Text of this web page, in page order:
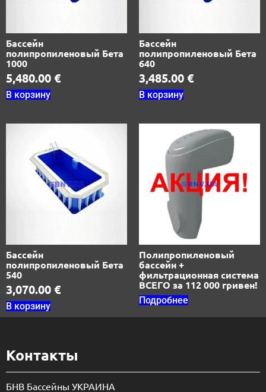
Бассейн
полипропиленовый Бета
1000
5,480.00 €
В корзину
Бассейн
полипропиленовый Бета
640
3,485.00 €
В корзину
Бассейн
полипропиленовый Бета
540
3,070.00 €
В корзину
Полипропиленовый
бассейн +
фильтрационная система
ВСЕГО за 112 000 гривен!
Подробнее
Контакты
БНВ Бассейны УКРАИНА